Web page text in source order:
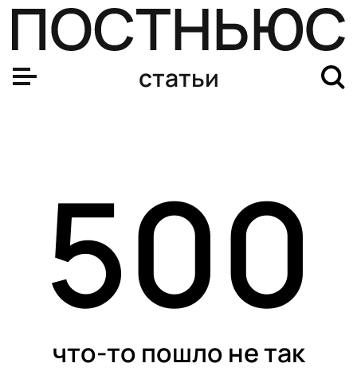
статьи
500
что-то пошло не так
Свинья для Роналдиньо и корова для Федерера: